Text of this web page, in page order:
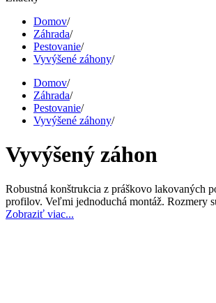
Domov/
Záhrada/
Pestovanie/
Vyvýšené záhony/
Domov/
Záhrada/
Pestovanie/
Vyvýšené záhony/
Vyvýšený záhon
Robustná konštrukcia z práškovo lakovaných
profilov. Veľmi jednoduchá montáž. Rozmery
Zobraziť viac...